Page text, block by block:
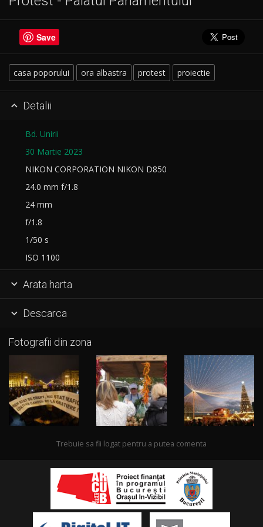
Save
casa poporului ora albastra protest proiectie
 Detalii
Bd. Unirii
30 Martie 2023
NIKON CORPORATION NIKON D850
24.0 mm f/1.8
24 mm
f/1.8
1/50 s
ISO 1100
 Arata harta
 Descarca
Fotografii din zona
Trebuie sa fii logat pentru a putea comenta